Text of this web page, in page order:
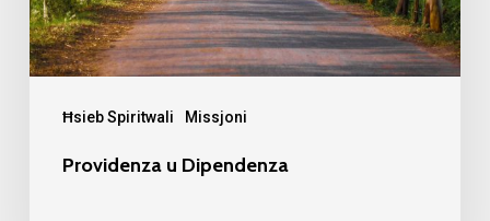
Ħsieb Spiritwali Missjoni
Providenza u Dipendenza